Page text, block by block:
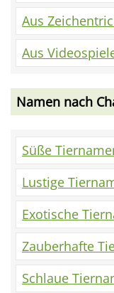
Aus
Aus
Namen nach
Süße
Lustige
Exotische
Zauberhafte
Schlaue